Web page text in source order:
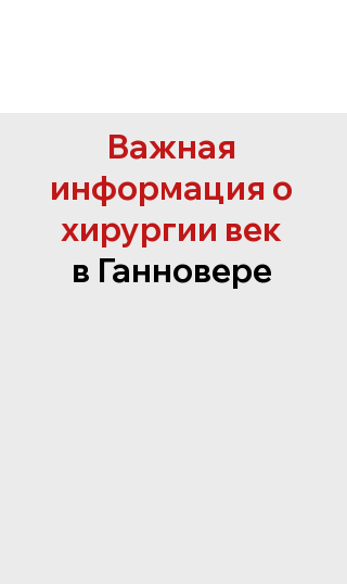
Важная
информация о
хирургии век
в Ганновере